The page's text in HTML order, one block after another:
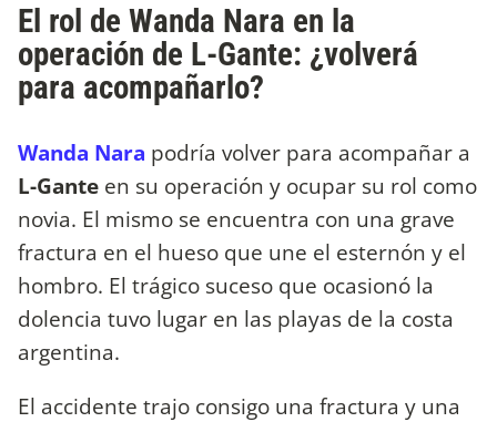
El rol de Wanda Nara en la
operación de L-Gante: ¿volverá
para acompañarlo?
Wanda Nara podría volver para acompañar a
L-Gante en su operación y ocupar su rol como
novia. El mismo se encuentra con una grave
fractura en el hueso que une el esternón y el
hombro. El trágico suceso que ocasionó la
dolencia tuvo lugar en las playas de la costa
argentina.
El accidente trajo consigo una fractura y una